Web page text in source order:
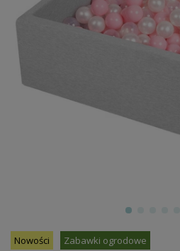
Nowości Zabawki ogrodowe